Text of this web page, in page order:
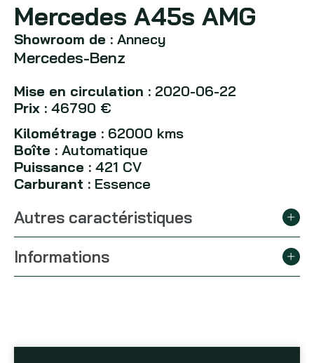
Mercedes A45s AMG
Showroom de : Annecy
Mercedes-Benz
Mise en circulation : 2020-06-22
Prix : 46790 €
Kilométrage : 62000 kms
Boîte : Automatique
Puissance : 421 CV
Carburant : Essence
Autres caractéristiques
Informations